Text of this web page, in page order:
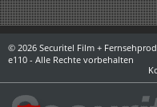
© 2026 Securitel Film +
e110 - Alle Rechte vorbehalten